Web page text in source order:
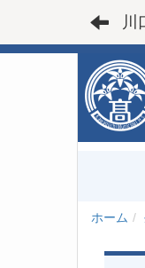
川
ホーム